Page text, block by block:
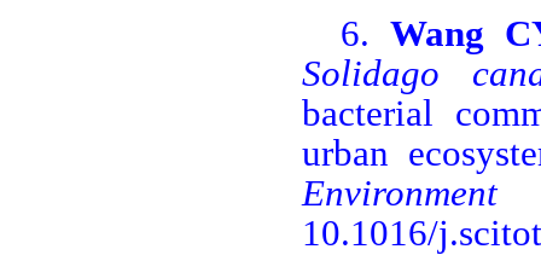
6.Wang
Solidago
bacterial
urban
Environment
10.1016/